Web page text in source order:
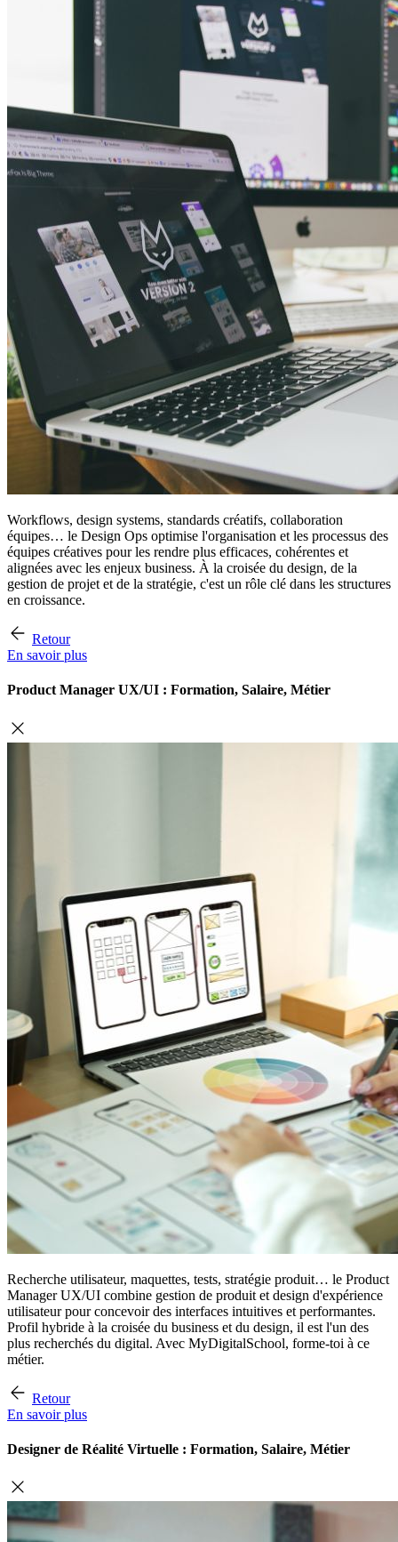
Workflows, design systems, standards créatifs, collaboration
équipes… le Design Ops optimise l'organisation et les processus des
équipes créatives pour les rendre plus efficaces, cohérentes et
alignées avec les enjeux business. À la croisée du design, de la
gestion de projet et de la stratégie, c'est un rôle clé dans les structures
en croissance.
Retour
En savoir plus
Product Manager UX/UI : Formation, Salaire, Métier
Recherche utilisateur, maquettes, tests, stratégie produit… le Product
Manager UX/UI combine gestion de produit et design d'expérience
utilisateur pour concevoir des interfaces intuitives et performantes.
Profil hybride à la croisée du business et du design, il est l'un des
plus recherchés du digital. Avec MyDigitalSchool, forme-toi à ce
métier.
Retour
En savoir plus
Designer de Réalité Virtuelle : Formation, Salaire, Métier